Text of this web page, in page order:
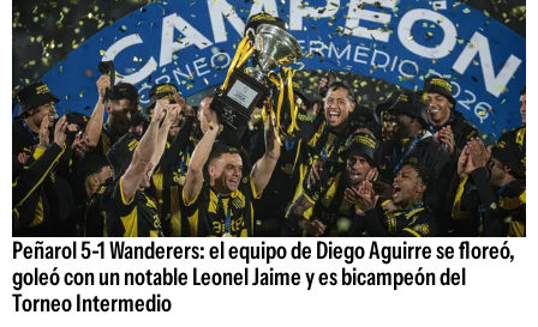
Peñarol 5-1 Wanderers: el equipo de Diego Aguirre se floreó,
goleó con un notable Leonel Jaime y es bicampeón del
Torneo Intermedio